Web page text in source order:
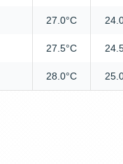
27.0°C
27.5°C
28.0°C